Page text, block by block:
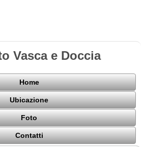
Vasca e Doccia
Home
Ubicazione
Foto
Contatti